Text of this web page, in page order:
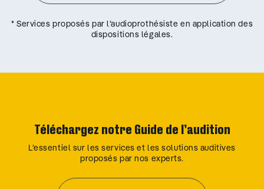
* Services proposés par l’audioprothésiste en application des
dispositions légales.
Téléchargez notre Guide de l’audition
L’essentiel sur les services et les solutions auditives
proposés par nos experts.